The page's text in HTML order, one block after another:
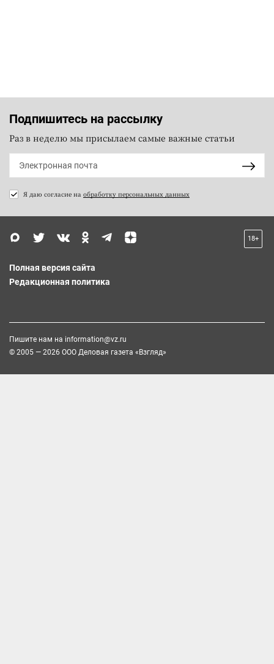
Подпишитесь на рассылку
Раз в неделю мы присылаем самые важные статьи
Я даю согласие на обработку персональных данных
18+
Полная версия сайта
Редакционная политика
Пишите нам на information@vz.ru
© 2005 — 2026 ООО Деловая газета «Взгляд»